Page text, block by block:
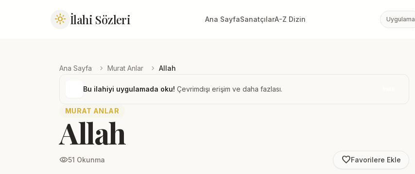
light_mode İlahi Sözleri Ana SayfaSanatçılarA-Z Dizin Uygulama
Ana Sayfa chevron_right Murat Anlar chevron_right Allah
Bu ilahiyi uygulamada oku! Çevrimdışı erişim ve daha fazlası.
MURAT ANLAR
Allah
visibility51 Okunma favorite_borderFavorilere Ekle